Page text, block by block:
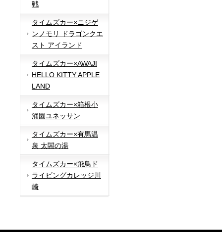
戦
タイムズカー×ニジゲ
ンノモリ ドラゴンクエ
スト アイランド
タイムズカー×AWAJI
HELLO KITTY APPLE
LAND
タイムズカー×箱根小
涌園ユネッサン
タイムズカー×有馬温
泉 太閤の湯
タイムズカー×飛鳥ド
ライビングカレッジ川
崎